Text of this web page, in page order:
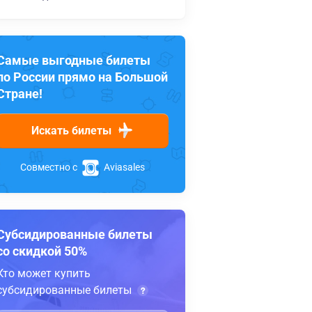
выгодные билеты
России прямо на Большой
Искать билеты
Совместно с Aviasales
билеты
скидкой 50%
может купить
билеты